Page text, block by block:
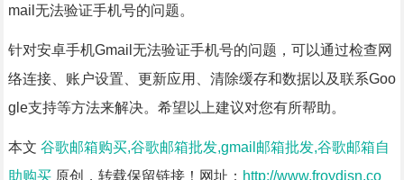
mail无法验证手机号的问题。
针对安卓手机Gmail无法验证手机号的问题，可以通过检查网
络连接、账户设置、更新应用、清除缓存和数据以及联系Goo
gle支持等方法来解决。希望以上建议对您有所帮助。
本文 谷歌邮箱购买,谷歌邮箱批发,gmail邮箱批发,谷歌邮箱自
助购买原创，转载保留链接！网址： http://www.froydisn.co